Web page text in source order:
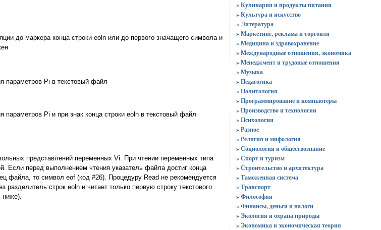
до маркера конца строки eoln или до первого значащего символа и
параметров Pi в текстовый файл
параметров Pi и при знак конца строки eoln в текстовый файл
представлений переменных Vi. При чтении переменных типа
Если перед выполнением чтения указатель файла достиг конца
файла, то символ eof (код #26). Процедуру Read не рекомендуется
строк eoln и читает только первую строку текстового
» Кулинария и продукты питания
» Культура и искусство
» Литература
» Маркетинг, реклама и торговля
» Медицина и здравохранение
» Международные отношения, экономика
» Менеджмент и трудовые отношения
» Музыка
» Педагогика
» Политология
» Программирование и компьютеры
» Производство и технологии
» Психология
» Разное
» Религия и мифология
» Социология и обществознание
» Спорт и туризм
» Строительство и архитектура
» Таможенная система
» Транспорт
» Философия
» Финансы, деньги и налоги
» Экология и охрана природы
» Экономика и экономическая теория